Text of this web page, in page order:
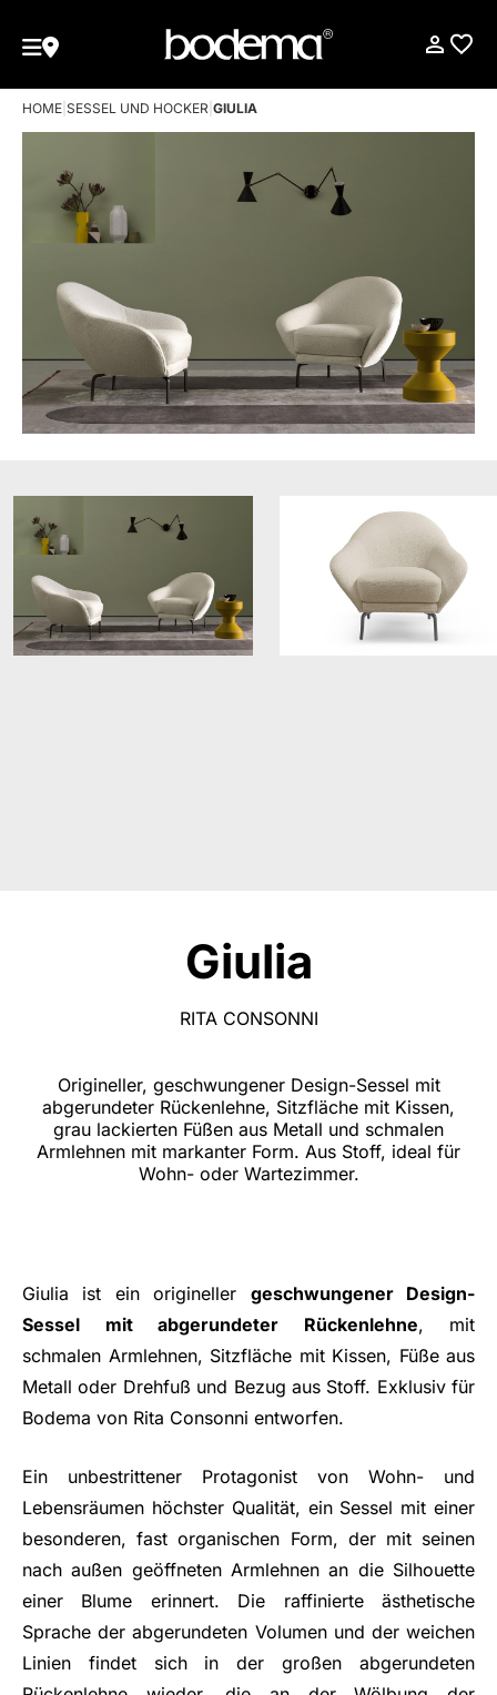
HOME SESSEL UND HOCKER GIULIA
Giulia
RITA CONSONNI
Origineller, geschwungener Design-Sessel mit
abgerundeter Rückenlehne, Sitzfläche mit Kissen,
grau lackierten Füßen aus Metall und schmalen
Armlehnen mit markanter Form. Aus Stoff, ideal für
Wohn- oder Wartezimmer.
Giulia ist ein origineller geschwungener Design-
Sessel mit abgerundeter Rückenlehne, mit
schmalen Armlehnen, Sitzfläche mit Kissen, Füße aus
Metall oder Drehfuß und Bezug aus Stoff. Exklusiv für
Bodema von Rita Consonni entworfen.
Ein unbestrittener Protagonist von Wohn- und
Lebensräumen höchster Qualität, ein Sessel mit einer
besonderen, fast organischen Form, der mit seinen
nach außen geöffneten Armlehnen an die Silhouette
einer Blume erinnert. Die raffinierte ästhetische
Sprache der abgerundeten Volumen und der weichen
Linien findet sich in der großen abgerundeten